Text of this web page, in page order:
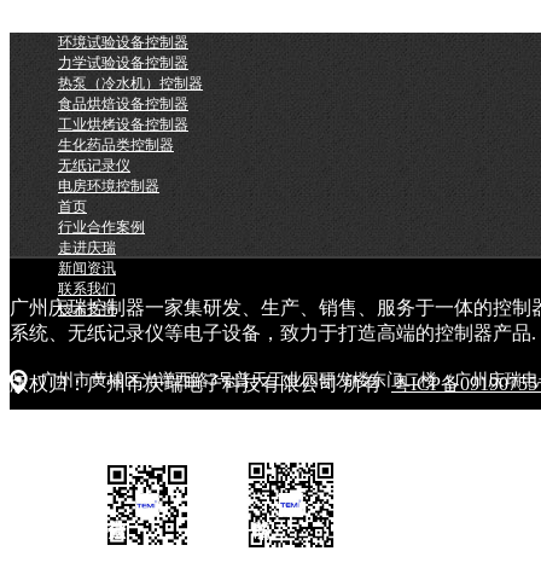
环境试验设备控制器
力学试验设备控制器
热泵（冷水机）控制器
食品烘焙设备控制器
工业烘烤设备控制器
生化药品类控制器
无纸记录仪
电房环境控制器
首页
行业合作案例
走进庆瑞
新闻资讯
联系我们
技术支持
广州市黄埔区光谱西路3号普天工业园研发楼东门二楼（广州庆瑞
广州庆瑞控制器一家集研发、生产、销售、服务于一体的控
系统、无纸记录仪等电子设备，致力于打造高端的控制器产品.
版权归：广州市庆瑞电子科技有限公司 所有粤ICP备